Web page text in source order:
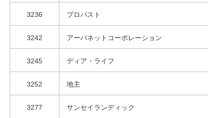
3236 プロパスト
3242 アーバネットコーポレーション
3245 ディア・ライフ
3252 地主
3277 サンセイランディック